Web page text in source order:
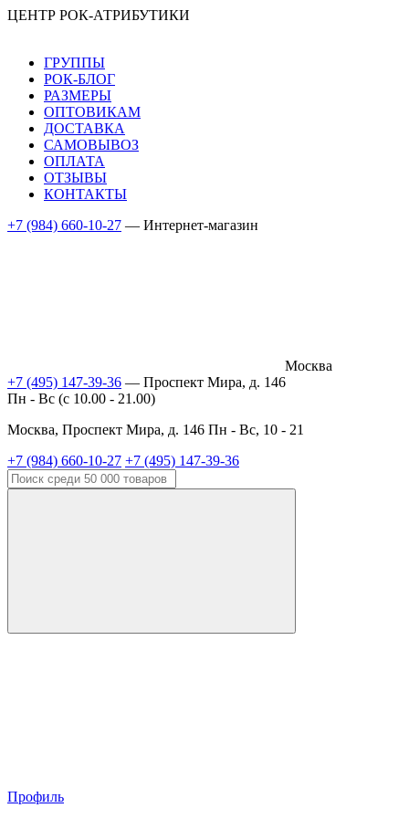
ЦЕНТР РОК-АТРИБУТИКИ
ГРУППЫ
РОК-БЛОГ
РАЗМЕРЫ
ОПТОВИКАМ
ДОСТАВКА
САМОВЫВОЗ
ОПЛАТА
ОТЗЫВЫ
КОНТАКТЫ
+7 (984) 660-10-27 — Интернет-магазин
Москва
+7 (495) 147-39-36 — Проспект Мира, д. 146
Пн - Вс (c 10.00 - 21.00)
Москва, Проспект Мира, д. 146 Пн - Вс, 10 - 21
+7 (984) 660-10-27 +7 (495) 147-39-36
Профиль